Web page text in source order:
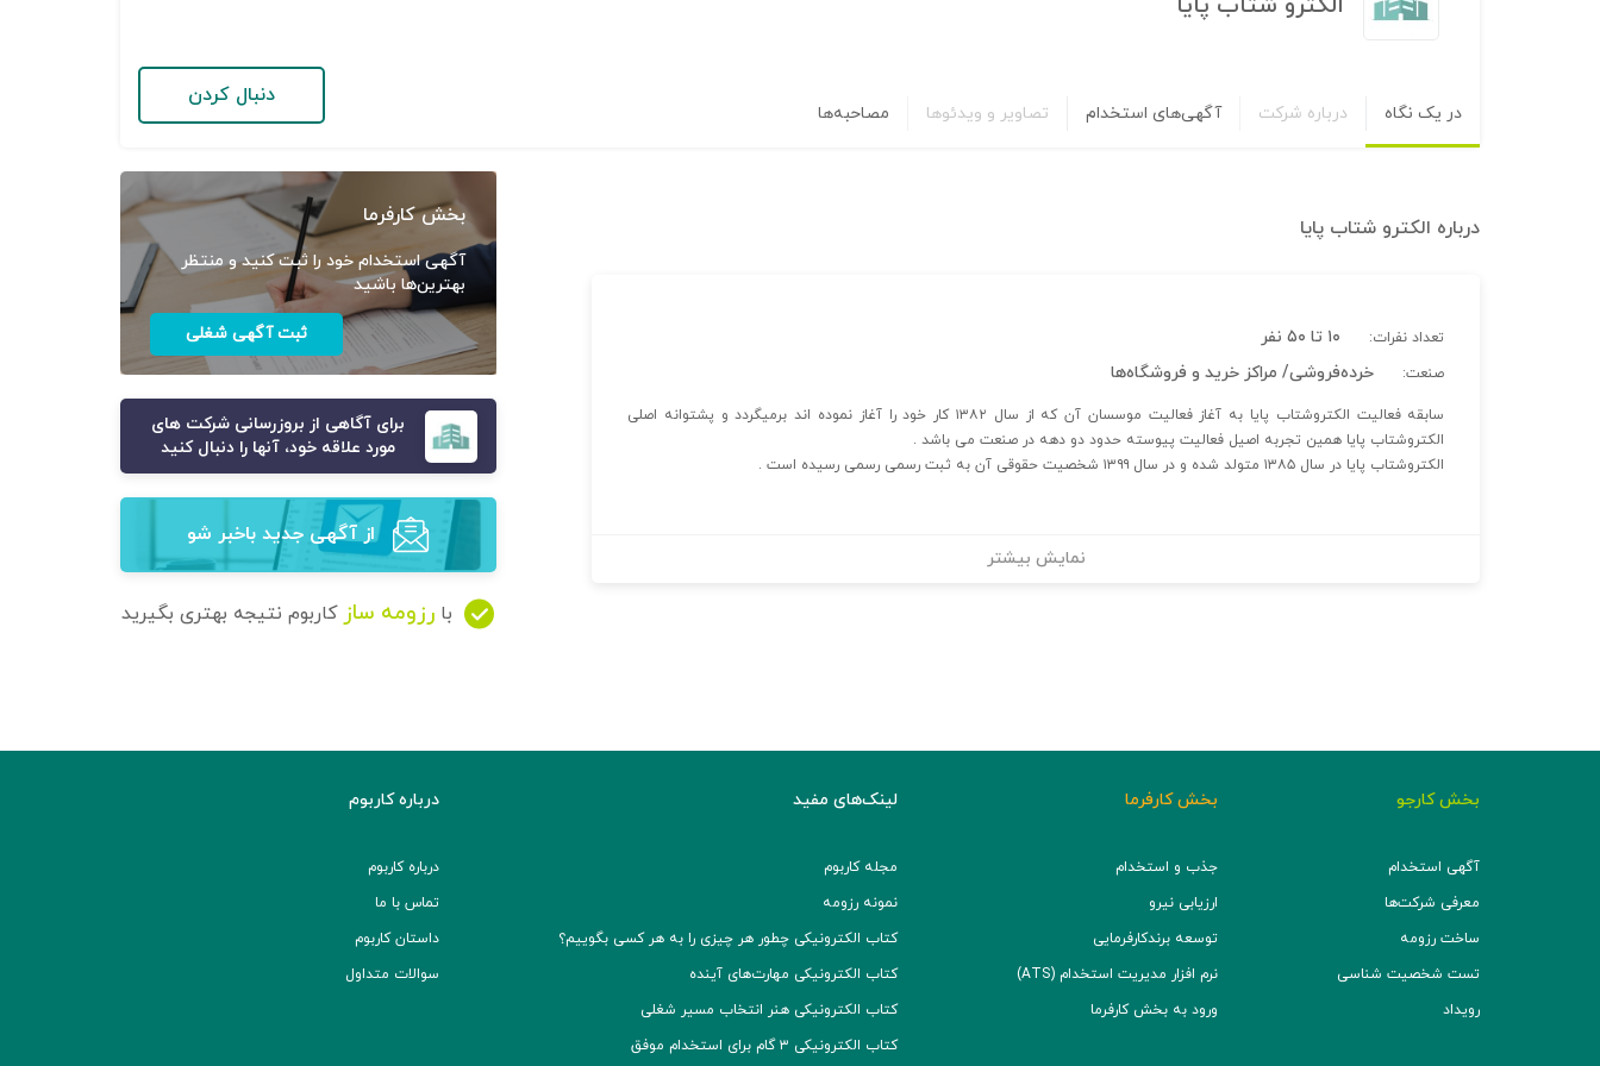
در یک نگاه درباره شرکت آگهی‌های استخدام تصاویر و ویدئوها مصاحبه‌ها
دنبال کردن
درباره الکترو شتاب پایا
تعداد نفرات: ۱۰ تا ۵۰ نفر
صنعت: خرده‌فروشی/ مراکز خرید و فروشگاه‌ها
سابقه فعالیت الکتروشتاب پایا به آغاز فعالیت موسسان آن که از سال ۱۳۸۲ کار خود را آغاز نموده اند برمیگردد و پشتوانه اصلی
الکتروشتاب پایا همین تجربه اصیل فعالیت پیوسته حدود دو دهه در صنعت می باشد .
الکتروشتاب پایا در سال ۱۳۸۵ متولد شده و در سال ۱۳۹۹ شخصیت حقوقی آن به ثبت رسمی رسمی رسیده است .
نمایش بیشتر
بخش کارفرما
آگهی استخدام خود را ثبت کنید و منتظر
بهترین‌ها باشید
ثبت آگهی شغلی
برای آگاهی از بروزرسانی شرکت های
مورد علاقه خود، آنها را دنبال کنید
از آگهی‌ جدید باخبر شو
با رزومه ساز کاربوم نتیجه بهتری بگیرید
بخش کارجو
آگهی استخدام
معرفی شرکت‌ها
ساخت رزومه
تست شخصیت شناسی
رویداد
بخش کارفرما
جذب و استخدام
ارزیابی نیرو
توسعه برند‌کارفرمایی
نرم افزار مدیریت استخدام (ATS)
ورود به بخش کارفرما
لینک‌های مفید
مجله کاربوم
نمونه رزومه
کتاب الکترونیکی چطور هر چیزی را به هر کسی بگوییم؟
کتاب الکترونیکی مهارت‌های آینده
کتاب الکترونیکی هنر انتخاب مسیر شغلی
کتاب الکترونیکی ۳ گام برای استخدام موفق
درباره کاربوم
درباره کاربوم
تماس با ما
داستان کاربوم
سوالات متداول